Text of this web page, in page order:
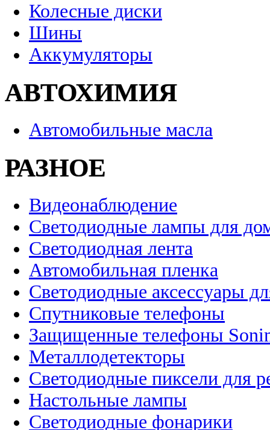
Колесные диски
Шины
Аккумуляторы
АВТОХИМИЯ
Автомобильные масла
РАЗНОЕ
Видеонаблюдение
Светодиодные лампы для
Светодиодная лента
Автомобильная пленка
Светодиодные аксессуары
Спутниковые телефоны
Защищенные телефоны
Металлодетекторы
Светодиодные пиксели для
Настольные лампы
Светодиодные фонарики